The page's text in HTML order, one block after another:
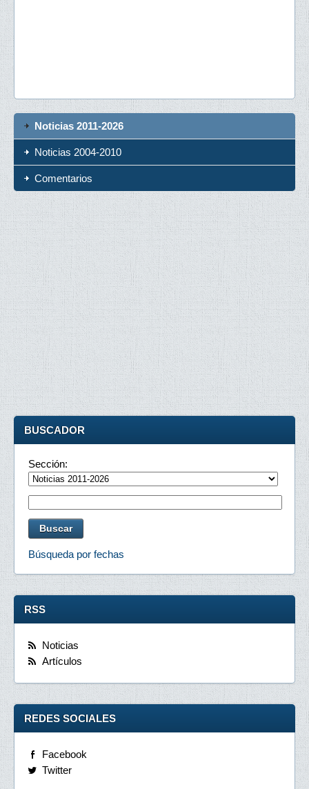
Noticias 2011-2026
Noticias 2004-2010
Comentarios
BUSCADOR
Sección:
Búsqueda por fechas
RSS
Noticias
Artículos
REDES SOCIALES
Facebook
Twitter